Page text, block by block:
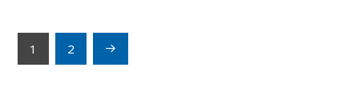
Навігація
записів
1 2